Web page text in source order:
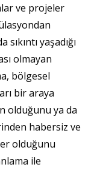
ve projeler
yaşadığı
olmayan
bölgesel
bir araya
olduğunu ya da
habersiz ve
olduğunu
ile